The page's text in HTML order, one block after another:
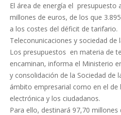
El área de energía el presupuesto
millones de euros, de los que
a los costes del déficit de tarifario.
Teleconunicaciones y sociedad de
Los presupuestos en materia de
encaminan, informa el Ministerio
y consolidación de la Sociedad de
ámbito empresarial como en el de
electrónica y los ciudadanos.
Para ello, destinará 97,70